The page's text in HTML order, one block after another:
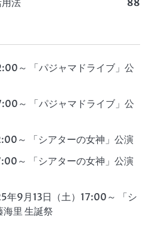
～ 「パジャマドライブ」公
～ 「パジャマドライブ」公
～ 「シアターの女神」公演
～ 「シアターの女神」公演
年9月13日（土）17:00～ 「シ
海里 生誕祭